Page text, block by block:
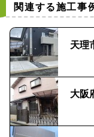
関連する施工事